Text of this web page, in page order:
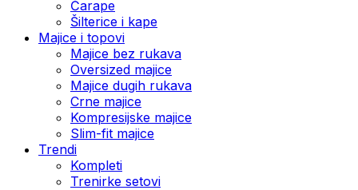
Čarape
Šilterice i kape
Majice i topovi
Majice bez rukava
Oversized majice
Majice dugih rukava
Crne majice
Kompresijske majice
Slim-fit majice
Trendi
Kompleti
Trenirke setovi